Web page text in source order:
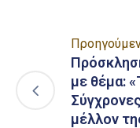
με θέμα:
μέλλον